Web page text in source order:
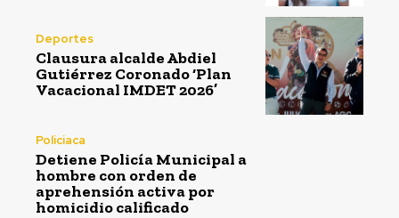
Deportes
Clausura alcalde Abdiel
Gutiérrez Coronado ‘Plan
Vacacional IMDET 2026’
Policiaca
Detiene Policía Municipal a
hombre con orden de
aprehensión activa por
homicidio calificado